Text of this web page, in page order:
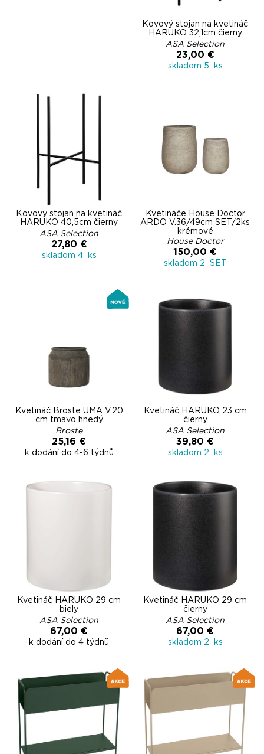
Kovový stojan na kvetináč
HARUKO 32,1cm čierny
ASA Selection
23,00 €
skladom 5 ks
Kovový stojan na kvetináč
HARUKO 40,5cm čierny
ASA Selection
27,80 €
skladom 4 ks
Kvetináče House Doctor
ARDO V.36/49cm SET/2ks
krémové
House Doctor
150,00 €
skladom 2 SET
Kvetináč Broste UMA V.20
cm tmavo hnedý
Broste
25,16 €
k dodání do 4-6 týdnů
Kvetináč HARUKO 23 cm
čierny
ASA Selection
39,80 €
skladom 2 ks
Kvetináč HARUKO 29 cm
biely
ASA Selection
67,00 €
k dodání do 4 týdnů
Kvetináč HARUKO 29 cm
čierny
ASA Selection
67,00 €
skladom 2 ks